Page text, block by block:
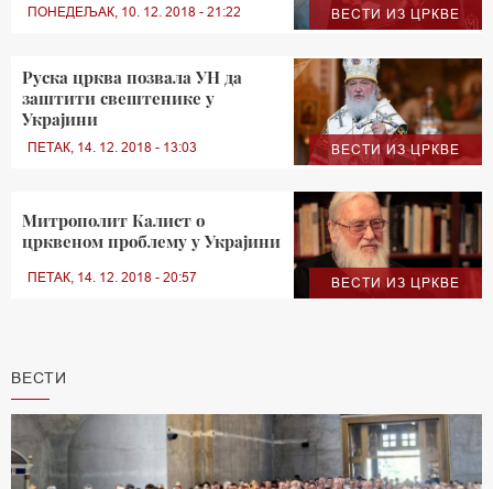
ВЕСТИ ИЗ ЦРКВЕ
ПОНЕДЕЉАК, 10. 12. 2018 - 21:22
ВЕСТИ ИЗ ЦРКВЕ
Руска црква позвала УН да
заштити свештенике у
Украјини
ПЕТАК, 14. 12. 2018 - 13:03
ВЕСТИ ИЗ ЦРКВЕ
Митрополит Калист о
црквеном проблему у Украјини
ПЕТАК, 14. 12. 2018 - 20:57
ВЕСТИ